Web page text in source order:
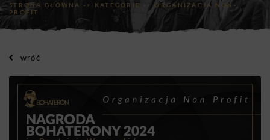
STRONA GŁÓWNA -> KATEGORIE ->ORGANIZACJA NON-
PROFIT
wróć